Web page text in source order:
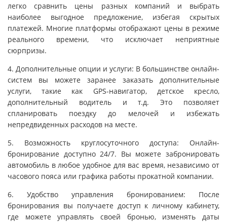
легко сравнить цены разных компаний и выбрать
наиболее выгодное предложение, избегая скрытых
платежей. Многие платформы отображают цены в режиме
реального времени, что исключает неприятные
сюрпризы.
4. Дополнительные опции и услуги: В большинстве онлайн-
систем вы можете заранее заказать дополнительные
услуги, такие как GPS-навигатор, детское кресло,
дополнительный водитель и т.д. Это позволяет
спланировать поездку до мелочей и избежать
непредвиденных расходов на месте.
5. Возможность круглосуточного доступа: Онлайн-
бронирование доступно 24/7. Вы можете забронировать
автомобиль в любое удобное для вас время, независимо от
часового пояса или графика работы прокатной компании.
6. Удобство управления бронированием: После
бронирования вы получаете доступ к личному кабинету,
где можете управлять своей бронью, изменять даты